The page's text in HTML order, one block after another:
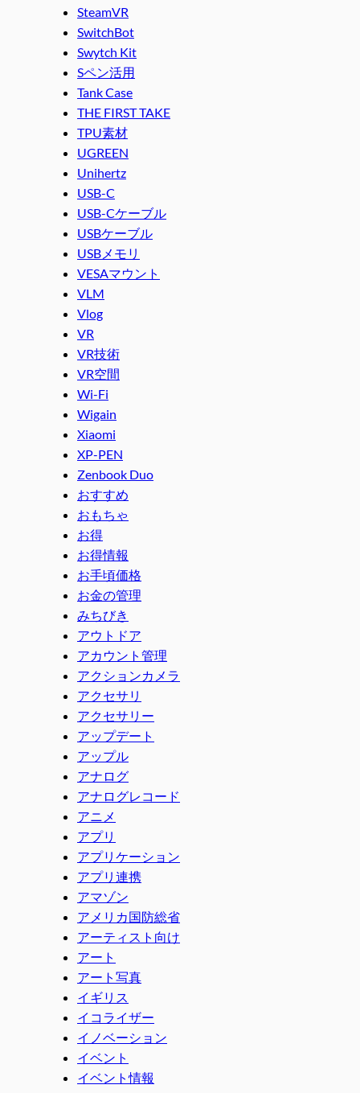
SteamVR
SwitchBot
Swytch Kit
Sペン活用
Tank Case
THE FIRST TAKE
TPU素材
UGREEN
Unihertz
USB-C
USB-Cケーブル
USBケーブル
USBメモリ
VESAマウント
VLM
Vlog
VR
VR技術
VR空間
Wi-Fi
Wigain
Xiaomi
XP-PEN
Zenbook Duo
おすすめ
おもちゃ
お得
お得情報
お手頃価格
お金の管理
みちびき
アウトドア
アカウント管理
アクションカメラ
アクセサリ
アクセサリー
アップデート
アップル
アナログ
アナログレコード
アニメ
アプリ
アプリケーション
アプリ連携
アマゾン
アメリカ国防総省
アーティスト向け
アート
アート写真
イギリス
イコライザー
イノベーション
イベント
イベント情報